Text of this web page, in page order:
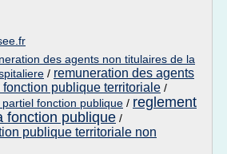
des agents non titulaires de la
/ remuneration des agents
publique territoriale /
fonction publique / reglement
fonction publique /
publique territoriale non